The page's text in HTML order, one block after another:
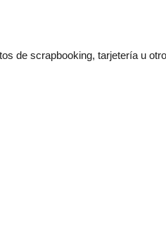
de scrapbooking, tarjetería u